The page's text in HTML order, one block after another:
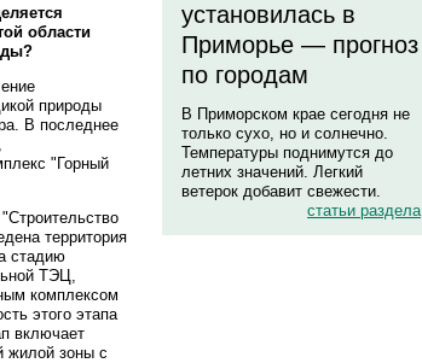
области
природы
В последнее
"Горный
территория
стадию
ТЭЦ,
комплексом
этого этапа
включает
жилой зоны с
установилась в
Приморье — прогноз
по городам
В Приморском крае сегодня не
только сухо, но и солнечно.
Температуры поднимутся до
летних значений. Легкий
ветерок добавит свежести.
статьи раздела